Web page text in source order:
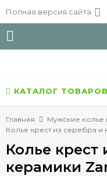
Полная версия сайта
КАТАЛОГ ТОВАРОВ
Главная
Мужские колье
Колье крест из серебра и
Колье крест
керамики